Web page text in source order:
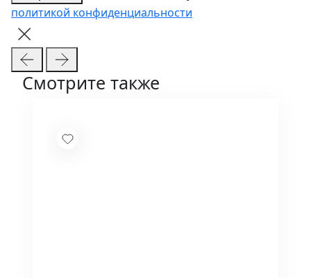
политикой конфиденциальности
Смотрите также